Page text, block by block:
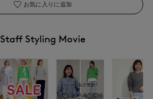
お気に入りに追加
Staff Styling Movie